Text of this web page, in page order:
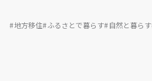
地方移住 ふるさとで暮らす 自然と暮らす